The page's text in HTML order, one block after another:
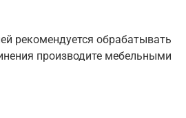
рекомендуется обрабатывать
производите мебельными